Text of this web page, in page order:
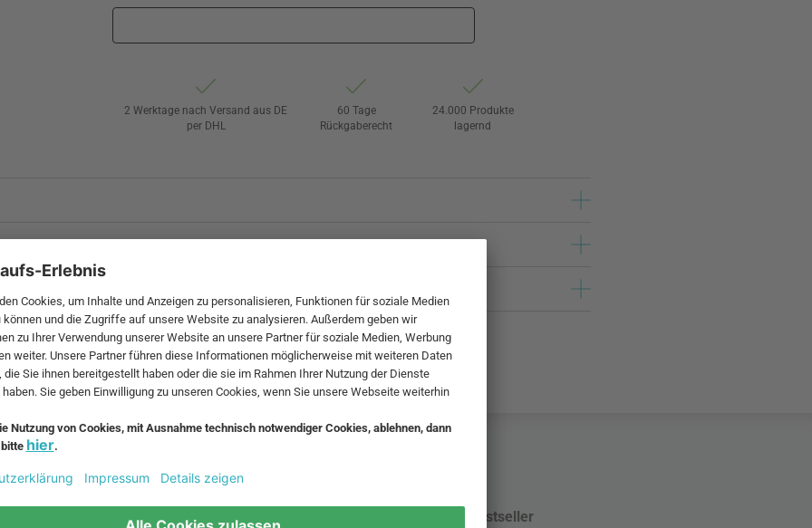
2 Werktage nach Versand aus DE
per DHL
60 Tage
Rückgaberecht
24.000 Produkte
lagernd
und zzgl.
Beliebte Leuchten Bestseller